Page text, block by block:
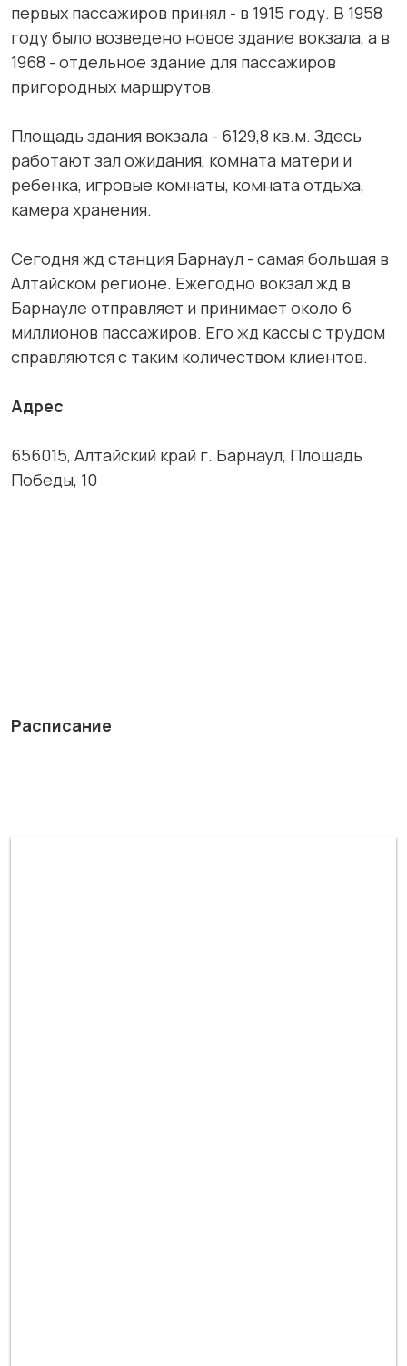
первых пассажиров принял - в 1915 году. В 1958
году было возведено новое здание вокзала, а в
1968 - отдельное здание для пассажиров
пригородных маршрутов.
Площадь здания вокзала - 6129,8 кв.м. Здесь
работают зал ожидания, комната матери и
ребенка, игровые комнаты, комната отдыха,
камера хранения.
Сегодня жд станция Барнаул - самая большая в
Алтайском регионе. Ежегодно вокзал жд в
Барнауле отправляет и принимает около 6
миллионов пассажиров. Его жд кассы с трудом
справляются с таким количеством клиентов.
Адрес
656015, Алтайский край г. Барнаул, Площадь
Победы, 10
Расписание